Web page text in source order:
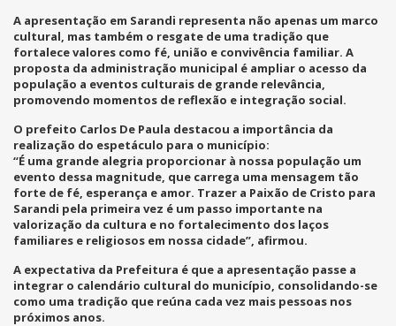
A apresentação em Sarandi representa não apenas um marco
cultural, mas também o resgate de uma tradição que
fortalece valores como fé, união e convivência familiar. A
proposta da administração municipal é ampliar o acesso da
população a eventos culturais de grande relevância,
promovendo momentos de reflexão e integração social.
O prefeito Carlos De Paula destacou a importância da
realização do espetáculo para o município:
“É uma grande alegria proporcionar à nossa população um
evento dessa magnitude, que carrega uma mensagem tão
forte de fé, esperança e amor. Trazer a Paixão de Cristo para
Sarandi pela primeira vez é um passo importante na
valorização da cultura e no fortalecimento dos laços
familiares e religiosos em nossa cidade”, afirmou.
A expectativa da Prefeitura é que a apresentação passe a
integrar o calendário cultural do município, consolidando-se
como uma tradição que reúna cada vez mais pessoas nos
próximos anos.